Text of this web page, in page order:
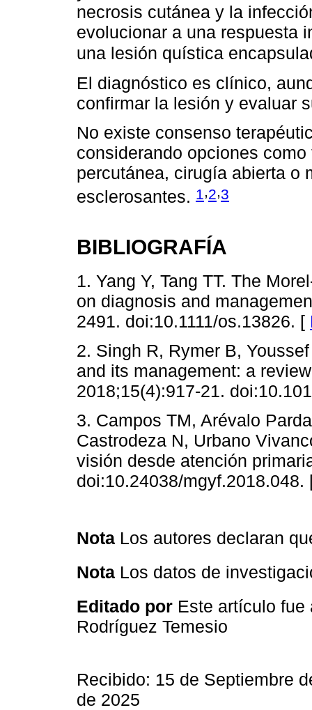
necrosis cutánea y la
evolucionar a una respuesta
una lesión quística
El diagnóstico es clínico,
confirmar la lesión y evaluar
No existe consenso
considerando opciones
percutánea, cirugía abierta o
esclerosantes. 1,2,3
BIBLIOGRAFÍA
1. Yang Y, Tang TT. The
on diagnosis and
2491. doi:10.1111/os.13826. [
2. Singh R, Rymer B,
and its management: a
2018;15(4):917-21.
3. Campos TM, Arévalo
Castrodeza N, Urbano
visión desde atención
doi:10.24038/
Nota Los autores declaran
Nota Los datos de
Editado por Este artículo fue
Rodríguez Temesio
Recibido: 15 de Septiembre
de 2025